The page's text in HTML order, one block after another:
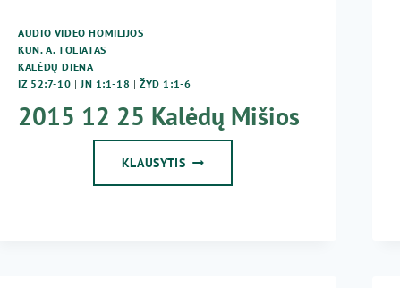
AUDIO VIDEO HOMILIJOS
KUN. A. TOLIATAS
KALĖDŲ DIENA
IZ 52:7-10 |JN 1:1-18 |ŽYD 1:1-6
2015 12 25 Kalėdų Mišios
KLAUSYTIS2015